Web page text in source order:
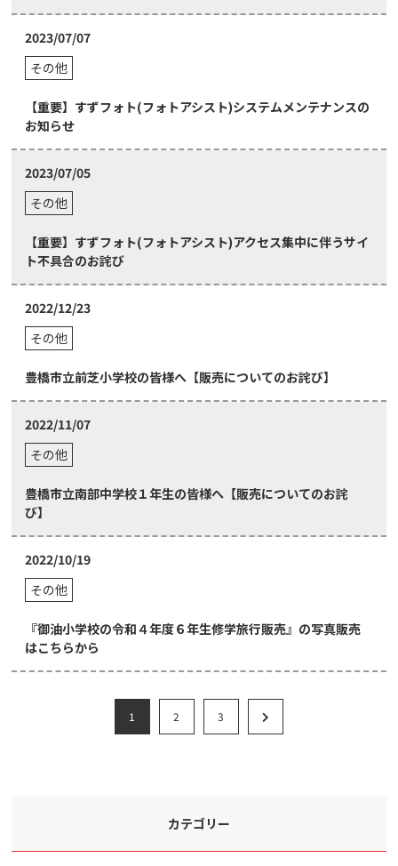
2023/07/07
その他
【重要】すずフォト(フォトアシスト)システムメンテナンスの
お知らせ
2023/07/05
その他
【重要】すずフォト(フォトアシスト)アクセス集中に伴うサイ
ト不具合のお詫び
2022/12/23
その他
豊橋市立前芝小学校の皆様へ【販売についてのお詫び】
2022/11/07
その他
豊橋市立南部中学校１年生の皆様へ【販売についてのお詫
び】
2022/10/19
その他
『御油小学校の令和４年度６年生修学旅行販売』の写真販売
はこちらから
1 2 3
カテゴリー